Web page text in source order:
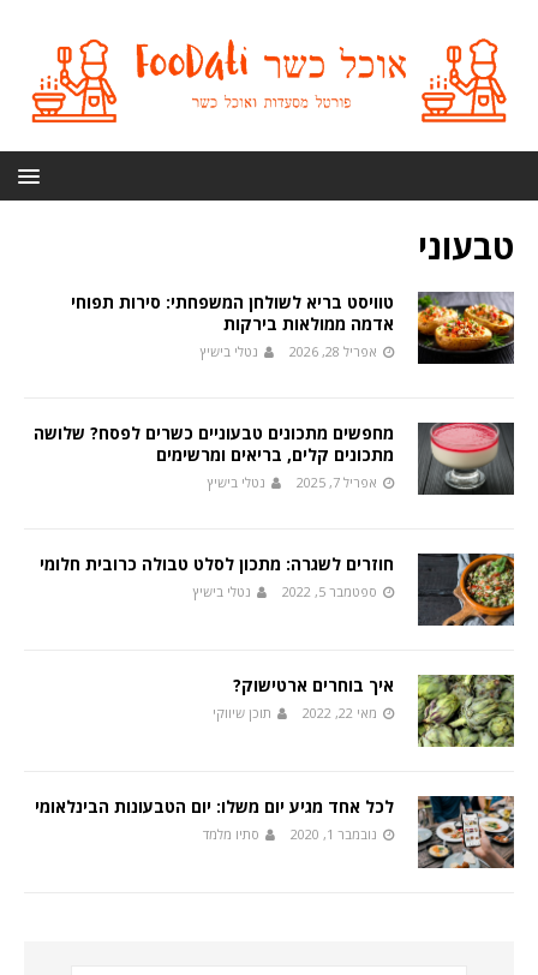
טבעוני
טוויסט בריא לשולחן המשפחתי: סירות תפוחי
אדמה ממולאות בירקות
אפריל 28, 2026 נטלי בישיץ
מחפשים מתכונים טבעוניים כשרים לפסח? שלושה
מתכונים קלים, בריאים ומרשימים
אפריל 7, 2025 נטלי בישיץ
חוזרים לשגרה: מתכון לסלט טבולה כרובית חלומי
ספטמבר 5, 2022 נטלי בישיץ
איך בוחרים ארטישוק?
מאי 22, 2022 תוכן שיווקי
לכל אחד מגיע יום משלו: יום הטבעונות הבינלאומי
נובמבר 1, 2020 סתיו מלמד